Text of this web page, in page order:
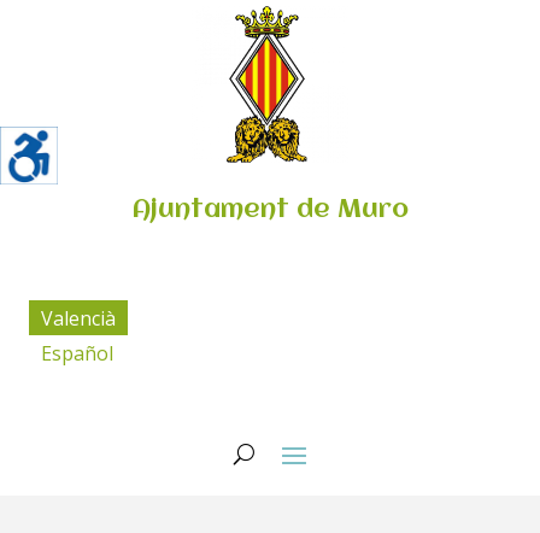
Ajuntament de Muro
Valencià
Español